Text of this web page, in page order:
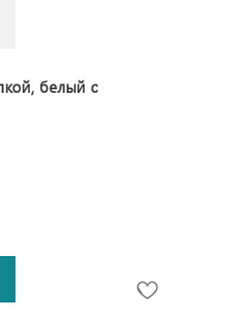
белый с